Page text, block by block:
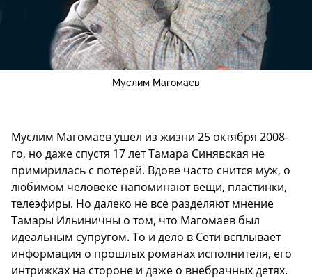
Муслим Магомаев
Муслим Магомаев ушел из жизни 25 октября 2008-
го, но даже спустя 17 лет Тамара Синявская не
примирилась с потерей. Вдове часто снится муж, о
любимом человеке напоминают вещи, пластинки,
телеэфиры. Но далеко не все разделяют мнение
Тамары Ильиничны о том, что Магомаев был
идеальным супругом. То и дело в Сети всплывает
информация о прошлых романах исполнителя, его
интрижках на стороне и даже о внебрачных детях.